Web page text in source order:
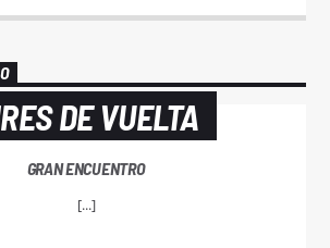
DE VUELTA
GRAN ENCUENTRO
[...]